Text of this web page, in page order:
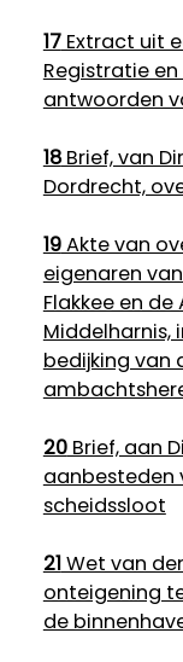
17Extract uit
Registratie
antwoorden
18Brief, van
Dordrecht,
19Akte van
eigenaren
Flakkee en
Middelharnis,
bedijking van
20Brief, aan
aanbesteden
scheidssloot
21Wet van
onteigening
de